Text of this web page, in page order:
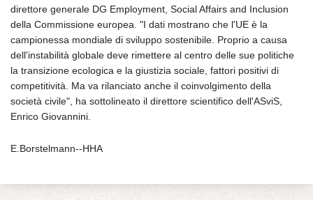
direttore generale DG Employment, Social Affairs and Inclusion
della Commissione europea. "I dati mostrano che l'UE è la
campionessa mondiale di sviluppo sostenibile. Proprio a causa
dell'instabilità globale deve rimettere al centro delle sue politiche
la transizione ecologica e la giustizia sociale, fattori positivi di
competitività. Ma va rilanciato anche il coinvolgimento della
società civile", ha sottolineato il direttore scientifico dell'ASviS,
Enrico Giovannini.
E.Borstelmann--HHA